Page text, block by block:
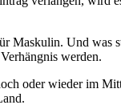
Maskulin. Und was
werden.
oder wieder im